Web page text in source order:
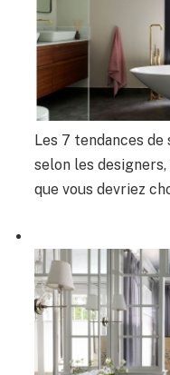
Les 7 tendances de
selon les
que vous devriez